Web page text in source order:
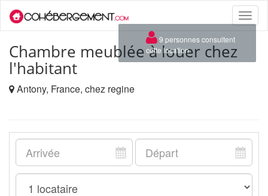
Toggle
Chambre meublée à louer chez
l'habitant
Antony, France, chez regine
×
9 personnes consultent
cette location